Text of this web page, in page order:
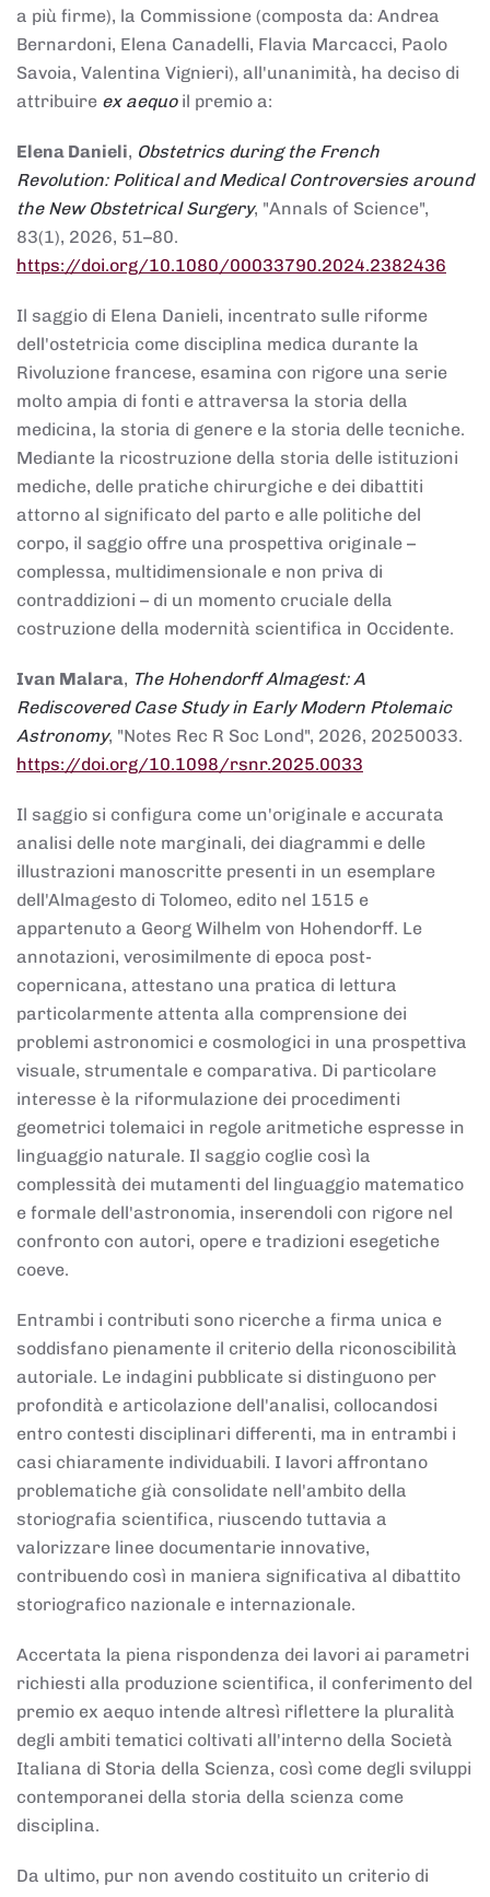
a più firme), la Commissione (composta da: Andrea
Bernardoni, Elena Canadelli, Flavia Marcacci, Paolo
Savoia, Valentina Vignieri), all'unanimità, ha deciso di
attribuire ex aequoil premio a:
Elena Danieli, Obstetrics during the French
Revolution: Political and Medical Controversies around
the New Obstetrical Surgery, "Annals of Science",
83(1), 2026, 51–80.
https://doi.org/10.1080/00033790.2024.2382436
Il saggio di Elena Danieli, incentrato sulle riforme
dell'ostetricia come disciplina medica durante la
Rivoluzione francese, esamina con rigore una serie
molto ampia di fonti e attraversa la storia della
medicina, la storia di genere e la storia delle tecniche.
Mediante la ricostruzione della storia delle istituzioni
mediche, delle pratiche chirurgiche e dei dibattiti
attorno al significato del parto e alle politiche del
corpo, il saggio offre una prospettiva originale –
complessa, multidimensionale e non priva di
contraddizioni – di un momento cruciale della
costruzione della modernità scientifica in Occidente.
Ivan Malara, The Hohendorff Almagest: A
Rediscovered Case Study in Early Modern Ptolemaic
Astronomy, "Notes Rec R Soc Lond", 2026, 20250033.
https://doi.org/10.1098/rsnr.2025.0033
Il saggio si configura come un'originale e accurata
analisi delle note marginali, dei diagrammi e delle
illustrazioni manoscritte presenti in un esemplare
dell'Almagesto di Tolomeo, edito nel 1515 e
appartenuto a Georg Wilhelm von Hohendorff. Le
annotazioni, verosimilmente di epoca post-
copernicana, attestano una pratica di lettura
particolarmente attenta alla comprensione dei
problemi astronomici e cosmologici in una prospettiva
visuale, strumentale e comparativa. Di particolare
interesse è la riformulazione dei procedimenti
geometrici tolemaici in regole aritmetiche espresse in
linguaggio naturale. Il saggio coglie così la
complessità dei mutamenti del linguaggio matematico
e formale dell'astronomia, inserendoli con rigore nel
confronto con autori, opere e tradizioni esegetiche
coeve.
Entrambi i contributi sono ricerche a firma unica e
soddisfano pienamente il criterio della riconoscibilità
autoriale. Le indagini pubblicate si distinguono per
profondità e articolazione dell'analisi, collocandosi
entro contesti disciplinari differenti, ma in entrambi i
casi chiaramente individuabili. I lavori affrontano
problematiche già consolidate nell'ambito della
storiografia scientifica, riuscendo tuttavia a
valorizzare linee documentarie innovative,
contribuendo così in maniera significativa al dibattito
storiografico nazionale e internazionale.
Accertata la piena rispondenza dei lavori ai parametri
richiesti alla produzione scientifica, il conferimento del
premio ex aequo intende altresì riflettere la pluralità
degli ambiti tematici coltivati all'interno della Società
Italiana di Storia della Scienza, così come degli sviluppi
contemporanei della storia della scienza come
disciplina.
Da ultimo, pur non avendo costituito un criterio di